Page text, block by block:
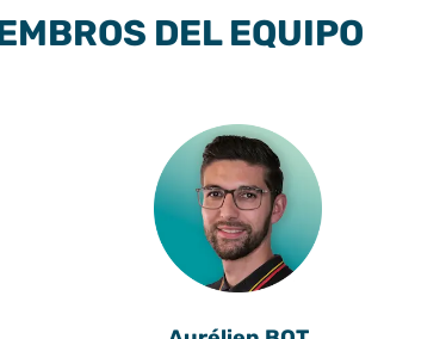
DEL EQUIPO